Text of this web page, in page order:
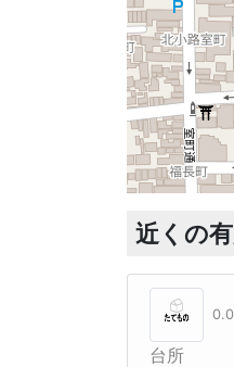
近くの
台所